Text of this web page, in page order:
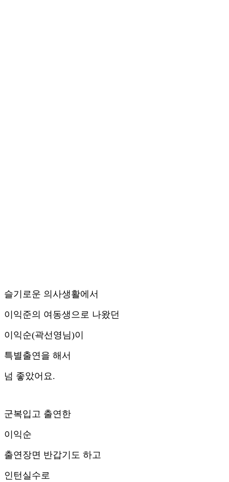
슬기로운 의사생활에서
이익준의 여동생으로 나왔던
이익순(곽선영님)이
특별출연을 해서
넘 좋았어요.
군복입고 출연한
이익순
출연장면 반갑기도 하고
인턴실수로